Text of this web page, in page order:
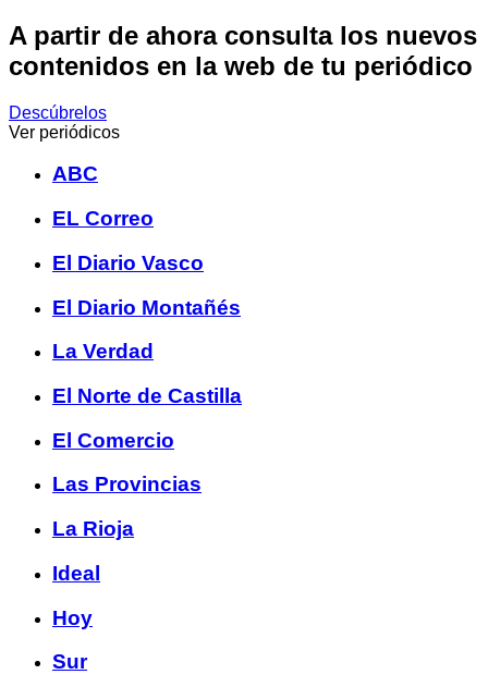
A partir de ahora consulta los nuevos
contenidos en la web de tu periódico
Descúbrelos
Ver periódicos
ABC
EL Correo
El Diario Vasco
El Diario Montañés
La Verdad
El Norte de Castilla
El Comercio
Las Provincias
La Rioja
Ideal
Hoy
Sur